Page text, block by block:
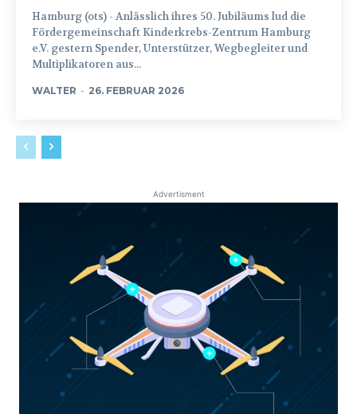
Hamburg (ots) - Anlässlich ihres 50. Jubiläums lud die
Fördergemeinschaft Kinderkrebs-Zentrum Hamburg
e.V. gestern Spender, Unterstützer, Wegbegleiter und
Multiplikatoren aus...
WALTER - 26. FEBRUAR 2026
Advertisment